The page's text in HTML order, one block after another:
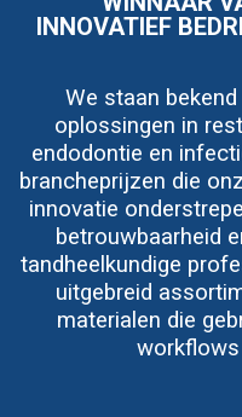
INNOVATIEF
We staan
oplossingen in
endodontie en
brancheprijzen die
innovatie
betrouwbaarheid
tandheelkundige
uitgebreid
materialen die
workflows